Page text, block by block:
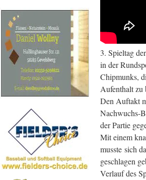
3. Spieltag
in der
Chipmunks,
Aufenthalt zu
Den Auftakt
Nachwuchs-
der Partie
Mit einem
musste sich
geschlagen
Verlauf des